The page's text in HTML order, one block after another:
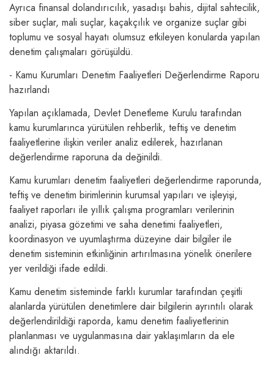
Ayrıca finansal dolandırıcılık, yasadışı bahis, dijital sahtecilik,
siber suçlar, mali suçlar, kaçakçılık ve organize suçlar gibi
toplumu ve sosyal hayatı olumsuz etkileyen konularda yapılan
denetim çalışmaları görüşüldü.
- Kamu Kurumları Denetim Faaliyetleri Değerlendirme Raporu
hazırlandı
Yapılan açıklamada, Devlet Denetleme Kurulu tarafından
kamu kurumlarınca yürütülen rehberlik, teftiş ve denetim
faaliyetlerine ilişkin veriler analiz edilerek, hazırlanan
değerlendirme raporuna da değinildi.
Kamu kurumları denetim faaliyetleri değerlendirme raporunda,
teftiş ve denetim birimlerinin kurumsal yapıları ve işleyişi,
faaliyet raporları ile yıllık çalışma programları verilerinin
analizi, piyasa gözetimi ve saha denetimi faaliyetleri,
koordinasyon ve uyumlaştırma düzeyine dair bilgiler ile
denetim sisteminin etkinliğinin artırılmasına yönelik önerilere
yer verildiği ifade edildi.
Kamu denetim sisteminde farklı kurumlar tarafından çeşitli
alanlarda yürütülen denetimlere dair bilgilerin ayrıntılı olarak
değerlendirildiği raporda, kamu denetim faaliyetlerinin
planlanması ve uygulanmasına dair yaklaşımların da ele
alındığı aktarıldı.